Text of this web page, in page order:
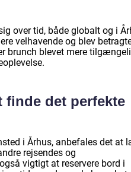
over tid, både globalt og i
velhavende og blev
brunch blevet mere
finde det perfekte
i Århus, anbefales det at
rejsendes og
vigtigt at reservere bord i